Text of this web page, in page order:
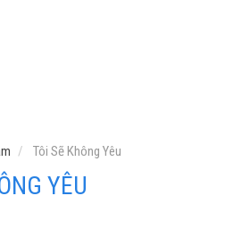
Tôi Sẽ Không Yêu
YÊU